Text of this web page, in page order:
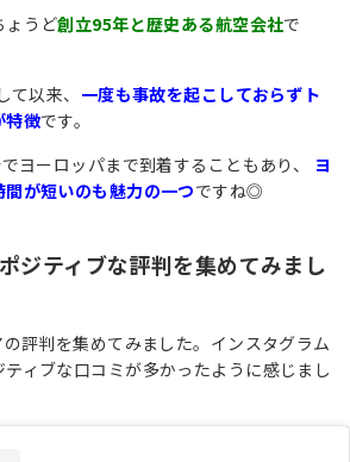
ょうど創立95年と歴史ある航空会社で
以来、 一度も事故を起こしておらずト
特徴です。
ヨーロッパまで到着することもあり、
ヨ
が短いのも魅力の一つですね◎
ジティブな評判を集めてみまし
評判を集めてみました。インスタグラム
ィブな口コミが多かったように感じまし